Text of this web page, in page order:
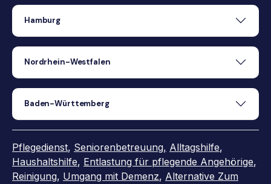
Hamburg
Nordrhein-Westfalen
Baden-Württemberg
Pflegedienst, Seniorenbetreuung, Alltagshilfe,
Haushaltshilfe, Entlastung für pflegende Angehörige,
Reinigung, Umgang mit Demenz, Alternative Zum